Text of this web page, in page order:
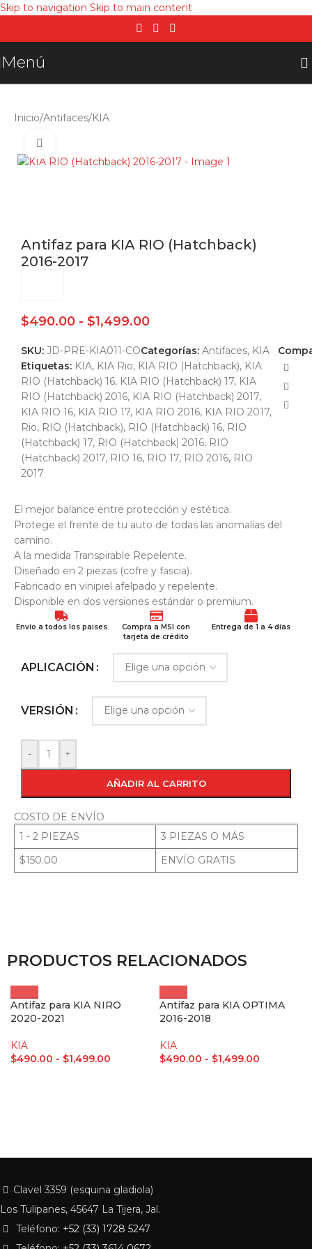
Skip to navigation Skip to main content
Menú
Inicio/Antifaces/KIA
Antifaz para KIA RIO (Hatchback)
2016-2017
$490.00 - $1,499.00
SKU: JD-PRE-KIA011-COCategorías: Antifaces, KIA
Etiquetas: KIA, KIA Rio, KIA RIO (Hatchback), KIA
RIO (Hatchback) 16, KIA RIO (Hatchback) 17, KIA
RIO (Hatchback) 2016, KIA RIO (Hatchback) 2017,
KIA RIO 16, KIA RIO 17, KIA RIO 2016, KIA RIO 2017,
Rio, RIO (Hatchback), RIO (Hatchback) 16, RIO
(Hatchback) 17, RIO (Hatchback) 2016, RIO
(Hatchback) 2017, RIO 16, RIO 17, RIO 2016, RIO
2017
El mejor balance entre protección y estética.
Protege el frente de tu auto de todas las anomalías del
camino.
A la medida Transpirable Repelente.
Diseñado en 2 piezas (cofre y fascia).
Fabricado en vinipiel afelpado y repelente.
Disponible en dos versiones estándar o premium.
Envío a todos los paises
Compra a MSI con
tarjeta de crédito
Entrega de 1 a 4 días
APLICACIÓN
VERSIÓN
- +
AÑADIR AL CARRITO
COSTO DE ENVÍO
1 - 2 PIEZAS
3 PIEZAS O MÁS
$150.00
ENVÍO GRATIS
PRODUCTOS RELACIONADOS
Antifaz para KIA NIRO
2020-2021
KIA
$490.00 - $1,499.00
Antifaz para KIA OPTIMA
2016-2018
KIA
$490.00 - $1,499.00
Clavel 3359 (esquina gladiola)
Los Tulipanes, 45647 La Tijera, Jal.
Teléfono: +52 (33) 1728 5247